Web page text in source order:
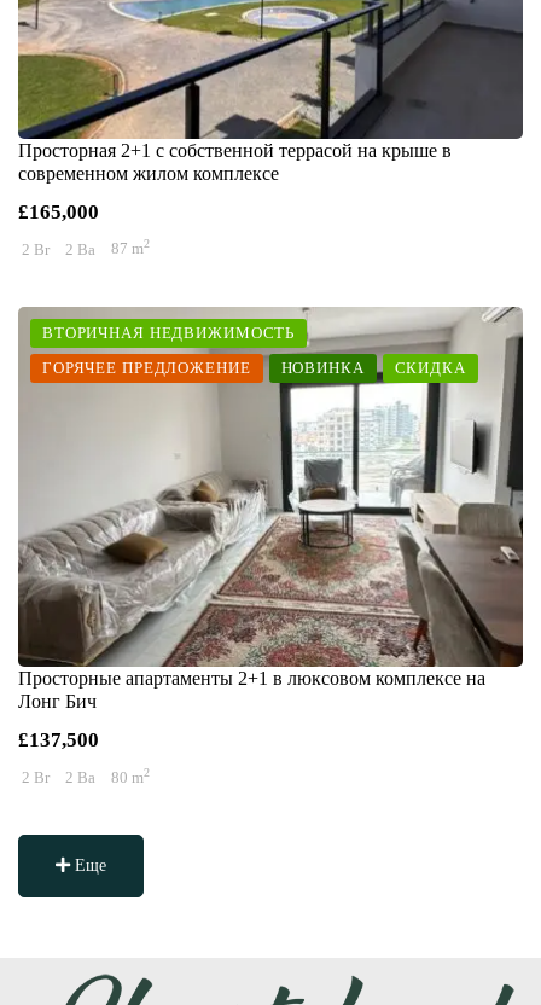
Просторная 2+1 с собственной террасой на крыше в
современном жилом комплексе
£165,000
2 Br 2 Ba 87 m2
ВТОРИЧНАЯ НЕДВИЖИМОСТЬ
ГОРЯЧЕЕ ПРЕДЛОЖЕНИЕ
НОВИНКА СКИДКА
Просторные апартаменты 2+1 в люксовом комплексе на
Лонг Бич
£137,500
2 Br 2 Ba 80 m2
Еще